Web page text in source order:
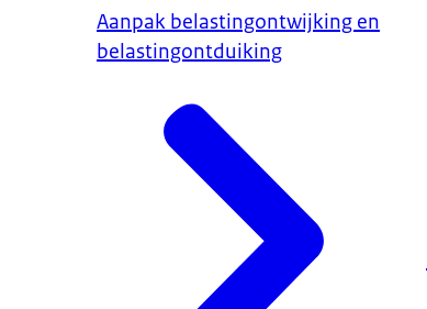
Aanpak belastingontwijking en
belastingontduiking